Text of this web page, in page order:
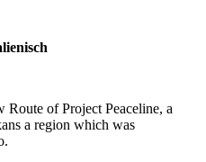
of Project Peaceline, a
a region which was